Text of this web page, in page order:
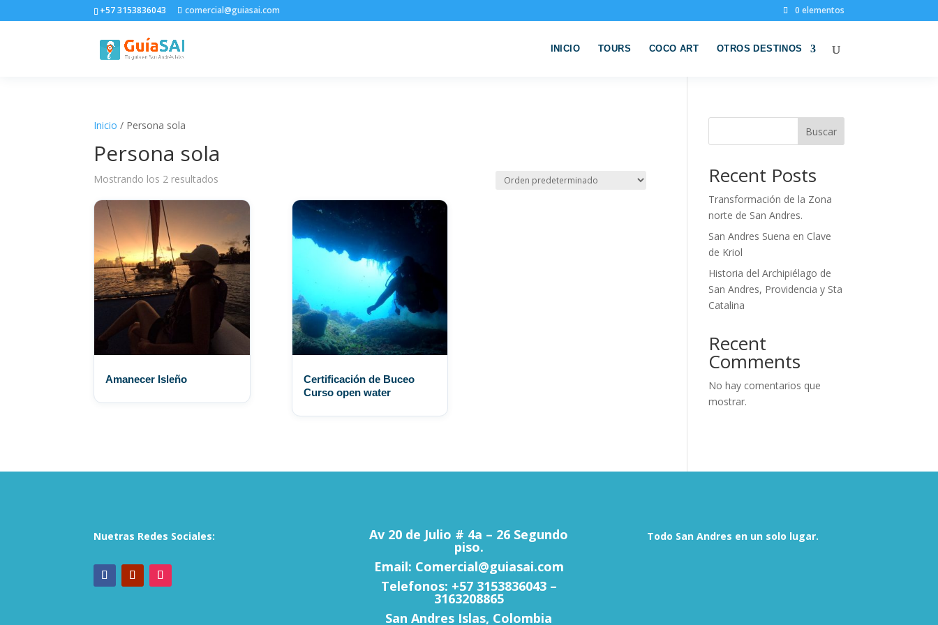
+57 3153836043 comercial@guiasai.com 0 elementos
INICIO TOURS COCO ART OTROS DESTINOS
Inicio / Persona sola
Persona sola
Mostrando los 2 resultados
Amanecer Isleño
Certificación de Buceo
Curso open water
Buscar
Recent Posts
Transformación de la Zona
norte de San Andres.
San Andres Suena en Clave
de Kriol
Historia del Archipiélago de
San Andres, Providencia y Sta
Catalina
Recent
Comments
No hay comentarios que
mostrar.
Nuetras Redes Sociales: Av 20 de Julio # 4a – 26 Segundo
piso.
Email: Comercial@guiasai.com
Telefonos: +57 3153836043 –
3163208865
San Andres Islas, Colombia
Todo San Andres en un solo lugar.